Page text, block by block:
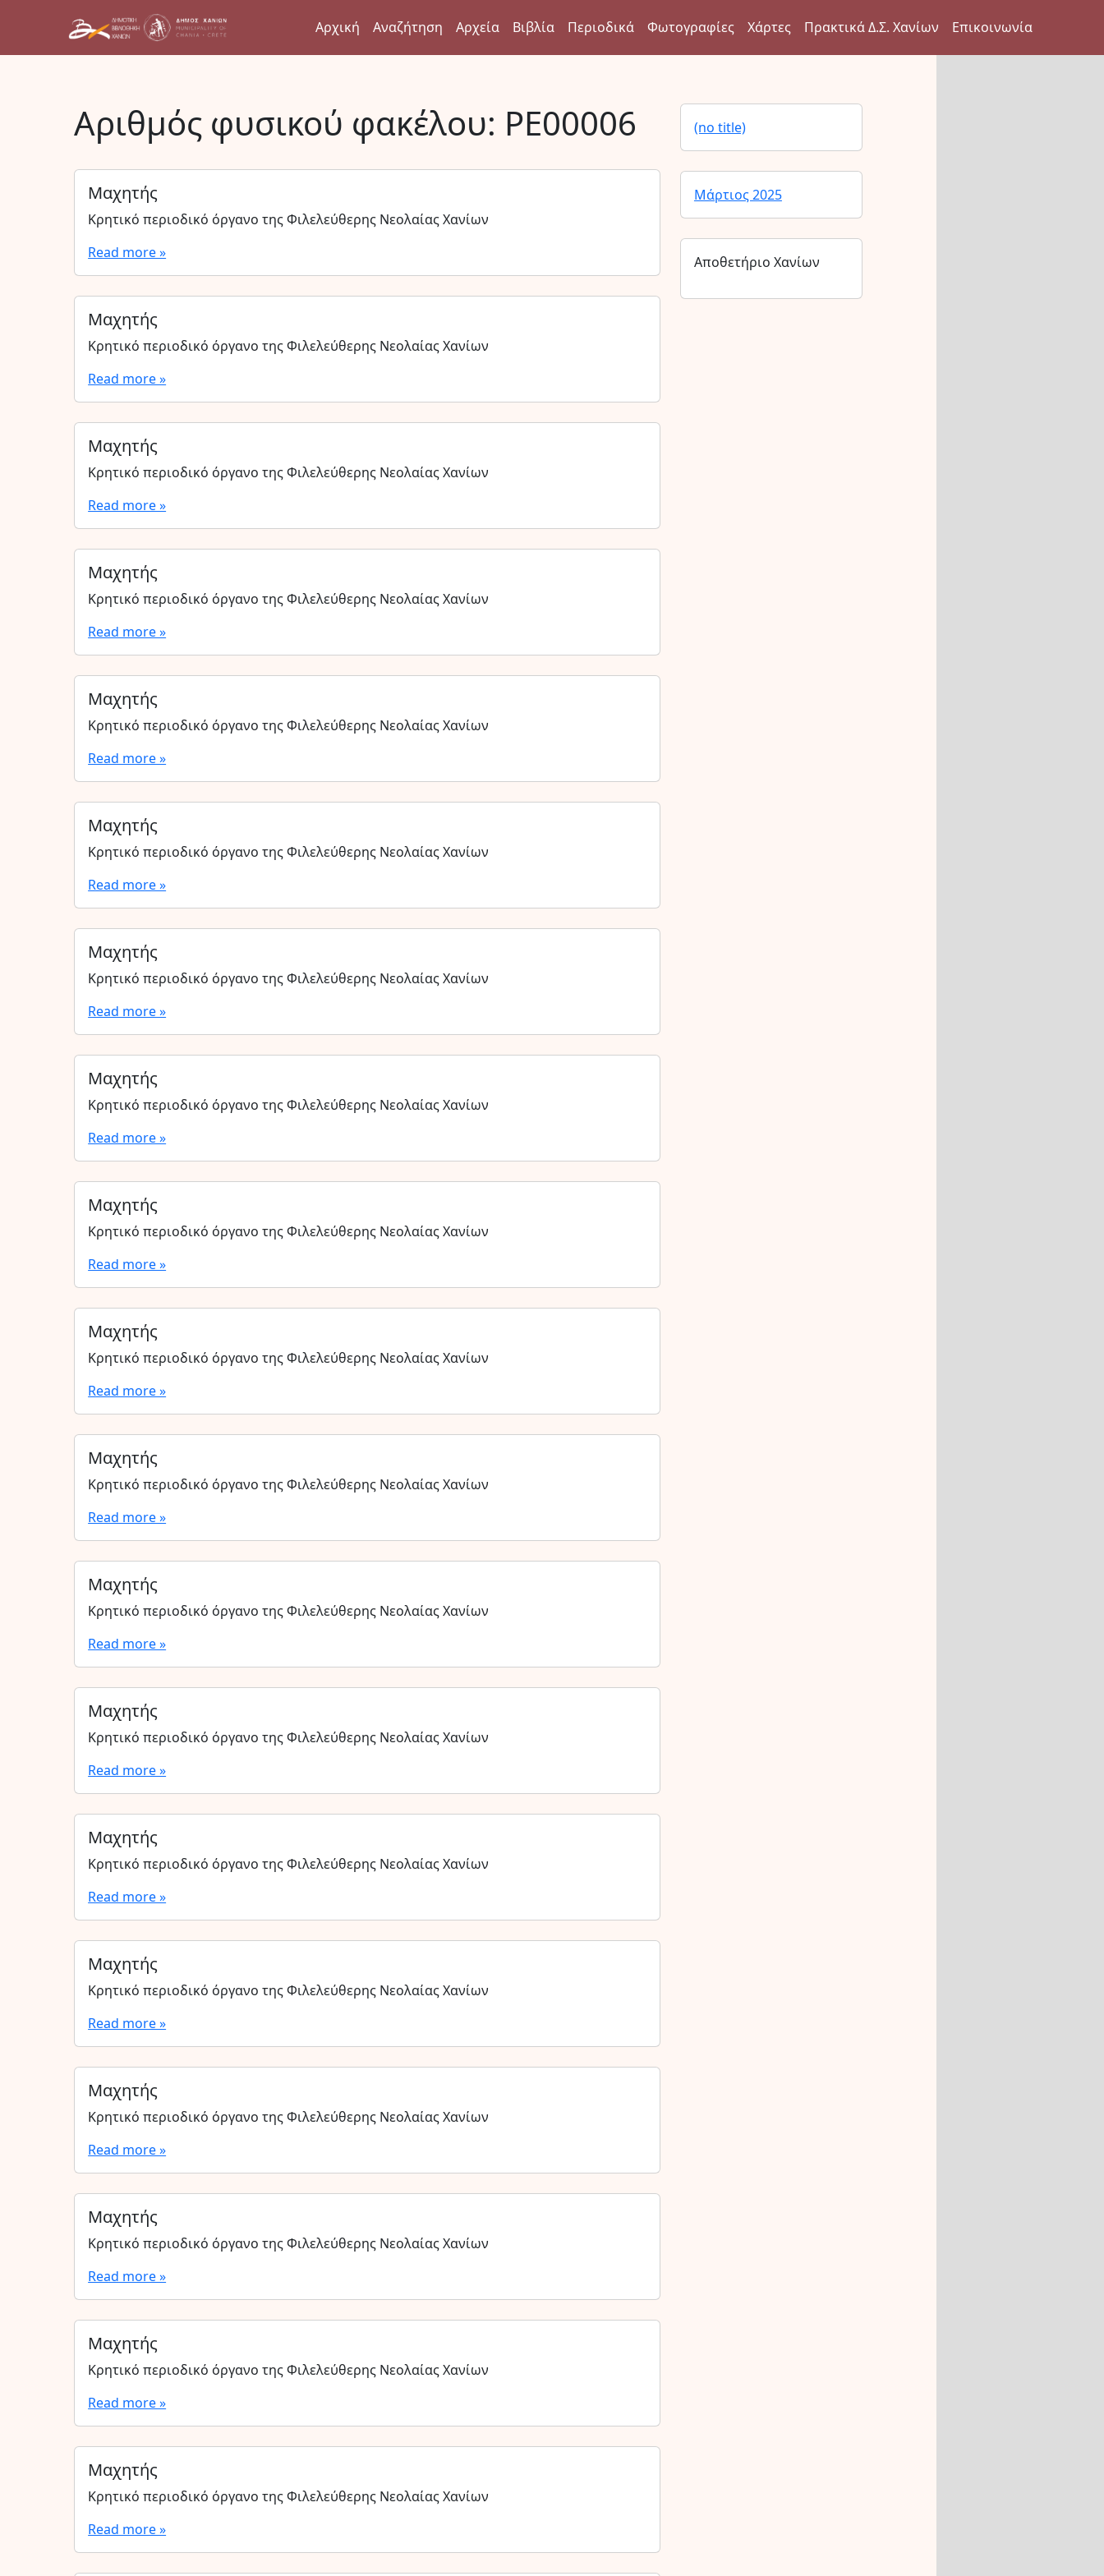
Αρχική Αναζήτηση Αρχεία Βιβλία Περιοδικά Φωτογραφίες Χάρτες Πρακτικά Δ.Σ. Χανίων Επικοινωνία
Αριθμός φυσικού φακέλου: PE00006
Μαχητής
Κρητικό περιοδικό όργανο της Φιλελεύθερης Νεολαίας Χανίων
Read more »
Μαχητής
Κρητικό περιοδικό όργανο της Φιλελεύθερης Νεολαίας Χανίων
Read more »
Μαχητής
Κρητικό περιοδικό όργανο της Φιλελεύθερης Νεολαίας Χανίων
Read more »
Μαχητής
Κρητικό περιοδικό όργανο της Φιλελεύθερης Νεολαίας Χανίων
Read more »
Μαχητής
Κρητικό περιοδικό όργανο της Φιλελεύθερης Νεολαίας Χανίων
Read more »
Μαχητής
Κρητικό περιοδικό όργανο της Φιλελεύθερης Νεολαίας Χανίων
Read more »
Μαχητής
Κρητικό περιοδικό όργανο της Φιλελεύθερης Νεολαίας Χανίων
Read more »
Μαχητής
Κρητικό περιοδικό όργανο της Φιλελεύθερης Νεολαίας Χανίων
Read more »
Μαχητής
Κρητικό περιοδικό όργανο της Φιλελεύθερης Νεολαίας Χανίων
Read more »
Μαχητής
Κρητικό περιοδικό όργανο της Φιλελεύθερης Νεολαίας Χανίων
Read more »
Μαχητής
Κρητικό περιοδικό όργανο της Φιλελεύθερης Νεολαίας Χανίων
Read more »
Μαχητής
Κρητικό περιοδικό όργανο της Φιλελεύθερης Νεολαίας Χανίων
Read more »
Μαχητής
Κρητικό περιοδικό όργανο της Φιλελεύθερης Νεολαίας Χανίων
Read more »
Μαχητής
Κρητικό περιοδικό όργανο της Φιλελεύθερης Νεολαίας Χανίων
Read more »
Μαχητής
Κρητικό περιοδικό όργανο της Φιλελεύθερης Νεολαίας Χανίων
Read more »
Μαχητής
Κρητικό περιοδικό όργανο της Φιλελεύθερης Νεολαίας Χανίων
Read more »
Μαχητής
Κρητικό περιοδικό όργανο της Φιλελεύθερης Νεολαίας Χανίων
Read more »
Μαχητής
Κρητικό περιοδικό όργανο της Φιλελεύθερης Νεολαίας Χανίων
Read more »
Μαχητής
Κρητικό περιοδικό όργανο της Φιλελεύθερης Νεολαίας Χανίων
Read more »
(no title)
Μάρτιος 2025
Αποθετήριο Χανίων